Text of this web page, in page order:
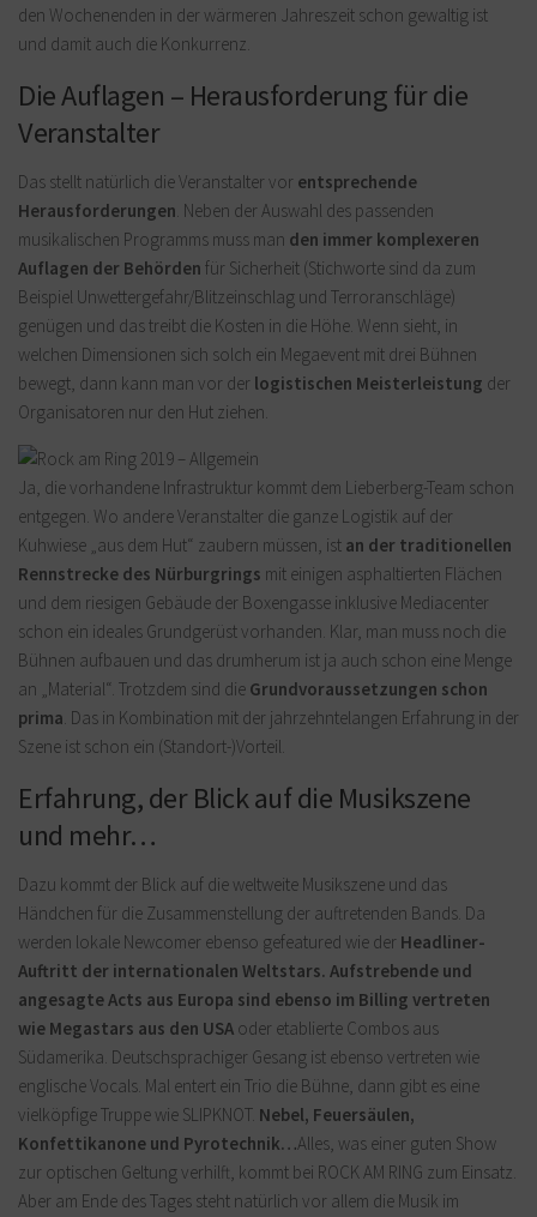
den Wochenenden in der wärmeren Jahreszeit schon gewaltig ist
und damit auch die Konkurrenz.
Die Auflagen – Herausforderung für die
Veranstalter
Das stellt natürlich die Veranstalter vor entsprechende
Herausforderungen. Neben der Auswahl des passenden
musikalischen Programms muss man den immer komplexeren
Auflagen der Behörden für Sicherheit (Stichworte sind da zum
Beispiel Unwettergefahr/Blitzeinschlag und Terroranschläge)
genügen und das treibt die Kosten in die Höhe. Wenn sieht, in
welchen Dimensionen sich solch ein Megaevent mit drei Bühnen
bewegt, dann kann man vor der logistischen Meisterleistung der
Organisatoren nur den Hut ziehen.
Ja, die vorhandene Infrastruktur kommt dem Lieberberg-Team schon
entgegen. Wo andere Veranstalter die ganze Logistik auf der
Kuhwiese „aus dem Hut“ zaubern müssen, ist an der traditionellen
Rennstrecke des Nürburgrings mit einigen asphaltierten Flächen
und dem riesigen Gebäude der Boxengasse inklusive Mediacenter
schon ein ideales Grundgerüst vorhanden. Klar, man muss noch die
Bühnen aufbauen und das drumherum ist ja auch schon eine Menge
an „Material“. Trotzdem sind die Grundvoraussetzungen schon
prima. Das in Kombination mit der jahrzehntelangen Erfahrung in der
Szene ist schon ein (Standort-)Vorteil.
Erfahrung, der Blick auf die Musikszene
und mehr…
Dazu kommt der Blick auf die weltweite Musikszene und das
Händchen für die Zusammenstellung der auftretenden Bands. Da
werden lokale Newcomer ebenso gefeatured wie der Headliner-
Auftritt der internationalen Weltstars. Aufstrebende und
angesagte Acts aus Europa sind ebenso im Billing vertreten
wie Megastars aus den USA oder etablierte Combos aus
Südamerika. Deutschsprachiger Gesang ist ebenso vertreten wie
englische Vocals. Mal entert ein Trio die Bühne, dann gibt es eine
vielköpfige Truppe wie SLIPKNOT. Nebel, Feuersäulen,
Konfettikanone und Pyrotechnik…Alles, was einer guten Show
zur optischen Geltung verhilft, kommt bei ROCK AM RING zum Einsatz.
Aber am Ende des Tages steht natürlich vor allem die Musik im